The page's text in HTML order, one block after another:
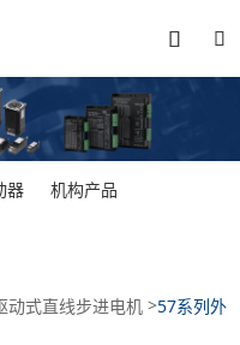


器 机构产品
动式直线步进电机>57系列外